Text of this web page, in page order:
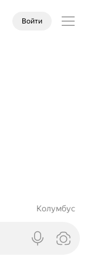
Войти
Колумбус